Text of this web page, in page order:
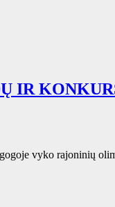
IR
vyko rajoninių